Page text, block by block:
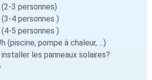
3 personnes)
4 personnes )
5 personnes )
(piscine, pompe à chaleur, ...)
les panneaux solaires?